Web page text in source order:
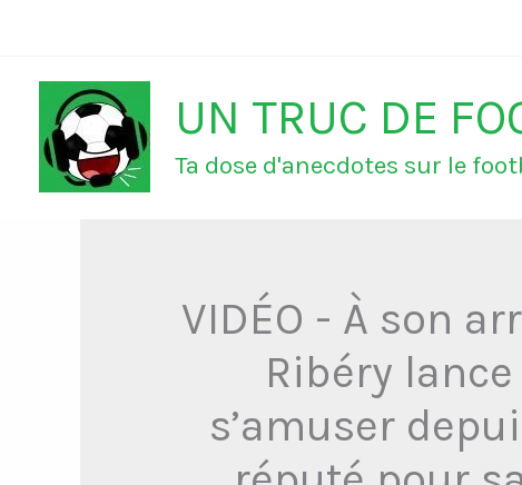
contenu
UN TRUC DE
Ta dose d'anecdotes sur le
VIDÉO - À son
Ribéry
s’amuser